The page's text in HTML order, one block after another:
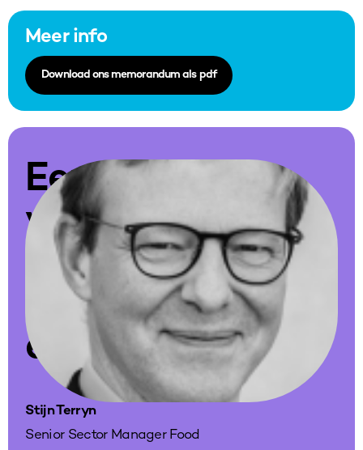
Meer info
Download ons memorandum als pdf
Een
vraag?
Contacteer
onze
expert
Stijn Terryn
Senior Sector Manager Food